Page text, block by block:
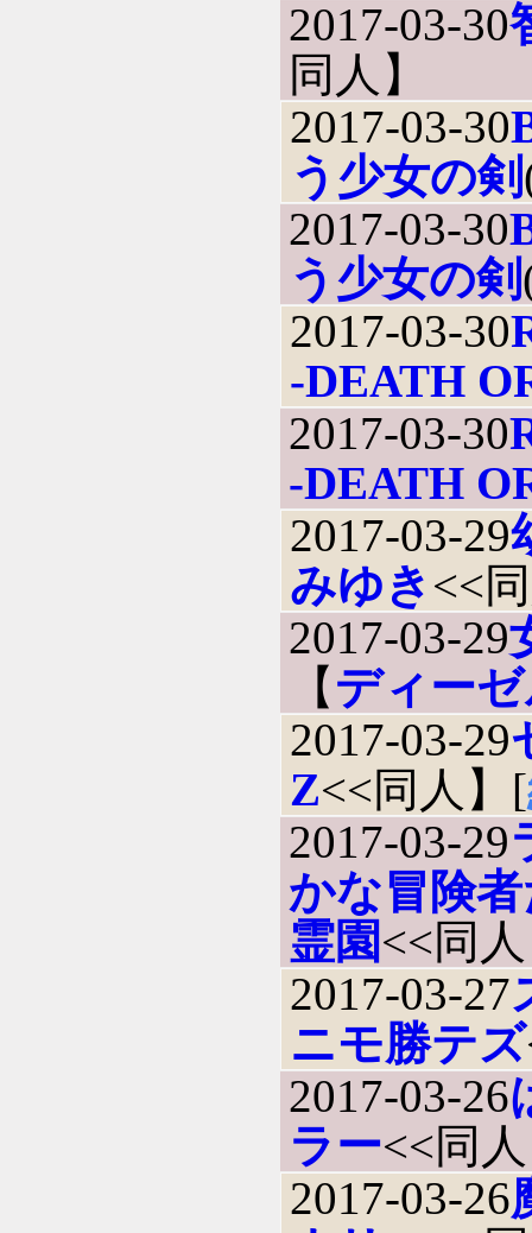
2017-03-30
同人】
2017-03-30
う少女の剣
2017-03-30
う少女の剣
2017-03-30
-DEATH
2017-03-30
-DEATH
2017-03-29
みゆき <<
2017-03-29
【ディー
2017-03-29
Z<<同人】[
2017-03-29
かな冒険
霊園<<同
2017-03-27
ニモ勝テズ
2017-03-26
ラー<<同
2017-03-26